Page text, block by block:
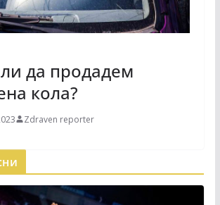
да продадем
кола?
Zdraven reporter